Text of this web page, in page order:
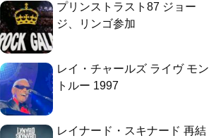
プリンストラスト87 ジョー
ジ、リンゴ参加
レイ・チャールズ ライヴ モン
トルー 1997
レイナード・スキナード 再結